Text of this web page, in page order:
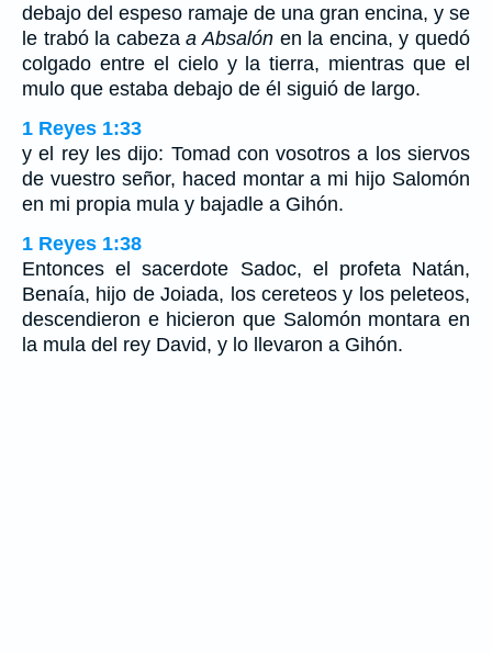
debajo del espeso ramaje de una gran encina, y se
le trabó la cabezaa Absalón en la encina, y quedó
colgado entre el cielo y la tierra, mientras que el
mulo que estaba debajo de él siguió de largo.
1 Reyes 1:33
y el rey les dijo: Tomad con vosotros a los siervos
de vuestro señor, haced montar a mi hijo Salomón
en mi propia mula y bajadle a Gihón.
1 Reyes 1:38
Entonces el sacerdote Sadoc, el profeta Natán,
Benaía, hijo de Joiada, los cereteos y los peleteos,
descendieron e hicieron que Salomón montara en
la mula del rey David, y lo llevaron a Gihón.